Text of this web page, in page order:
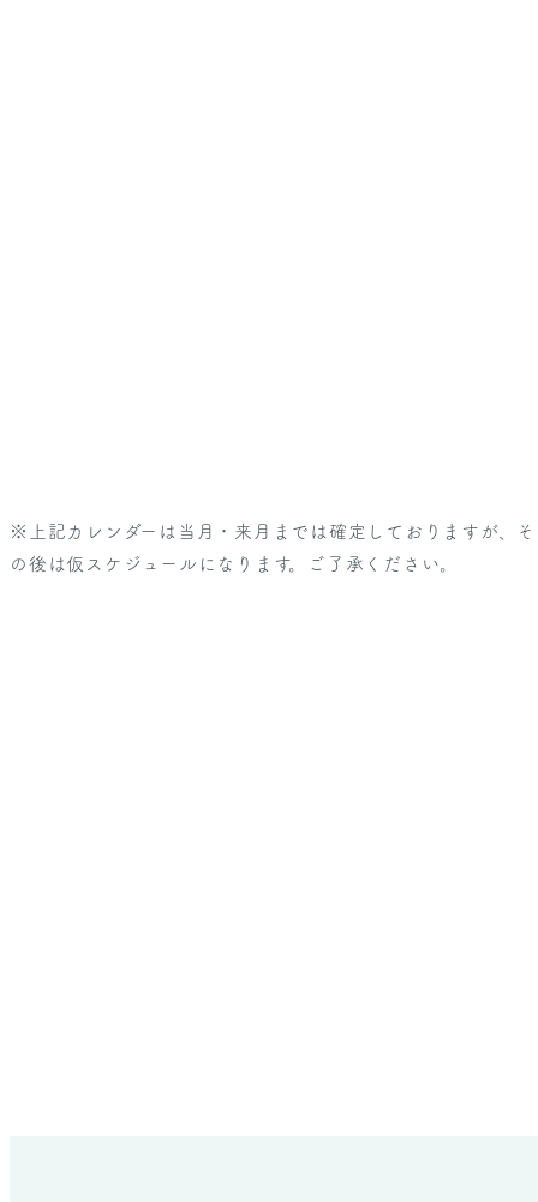
※上記カレンダーは当月・来月までは確定しておりますが、そ
の後は仮スケジュールになります。ご了承ください。